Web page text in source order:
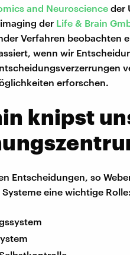
and Neuroscience der
der Life & Brain
Verfahren beobachten
wenn wir
erforschen.
knipst
Entscheidungen, so
eine wichtige Rolle: